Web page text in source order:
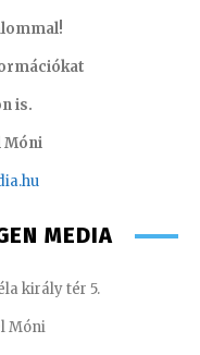
is.
Móni
MEDIA
király tér 5.
Móni